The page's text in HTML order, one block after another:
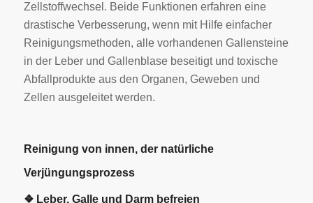
Zellstoffwechsel. Beide Funktionen erfahren eine
drastische Verbesserung, wenn mit Hilfe einfacher
Reinigungsmethoden, alle vorhandenen Gallensteine
in der Leber und Gallenblase beseitigt und toxische
Abfallprodukte aus den Organen, Geweben und
Zellen ausgeleitet werden.
Reinigung von innen, der natürliche
Verjüngungsprozess
❖ Leber, Galle und Darm befreien